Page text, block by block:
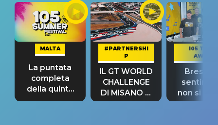
MALTA
La puntata
completa
della quinta
tappa
#PARTNERSHI
P
IL GT WORLD
CHALLENGE
DI MISANO si
riconferma
105 TAKE
AWAY
Bresh:
non si
fino alla